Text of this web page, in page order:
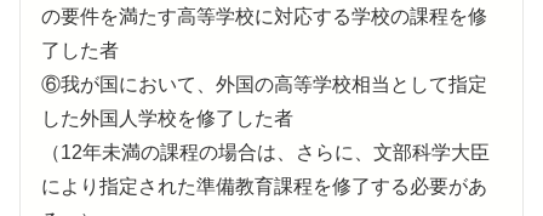
の要件を満たす高等学校に対応する学校の課程を修
了した者
⑥我が国において、外国の高等学校相当として指定
した外国人学校を修了した者
（12年未満の課程の場合は、さらに、文部科学大臣
により指定された準備教育課程を修了する必要があ